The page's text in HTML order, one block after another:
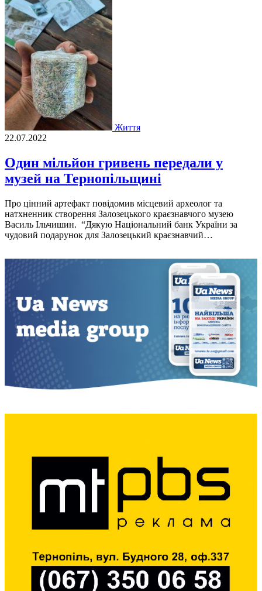
Життя
22.07.2022
Один мільйон гривень передали у
музей на Тернопільщині
Про цiнний артефакт повiдомив мiсцевий археолог та
натхненник створення Залозецького краєзнавчого музею
Василь Iльчишин. “Дякую Нацiональний банк України за
чудовий подарунок для Залозецький краєзнавчий…